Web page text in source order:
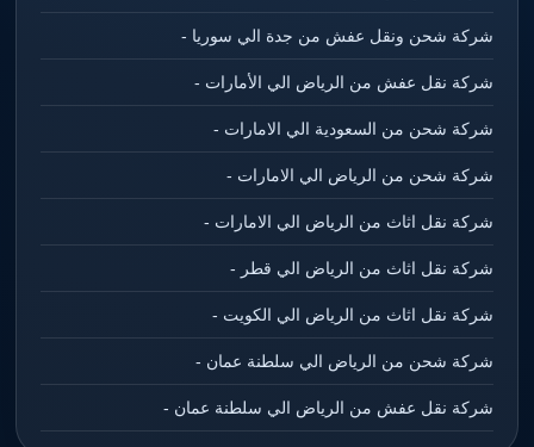
شركة شحن ونقل عفش من جدة الي سوريا -
شركة نقل عفش من الرياض الي الأمارات -
شركة شحن من السعودية الي الامارات -
شركة شحن من الرياض الي الامارات -
شركة نقل اثاث من الرياض الي الامارات -
شركة نقل اثاث من الرياض الي قطر -
شركة نقل اثاث من الرياض الي الكويت -
شركة شحن من الرياض الي سلطنة عمان -
شركة نقل عفش من الرياض الي سلطنة عمان -